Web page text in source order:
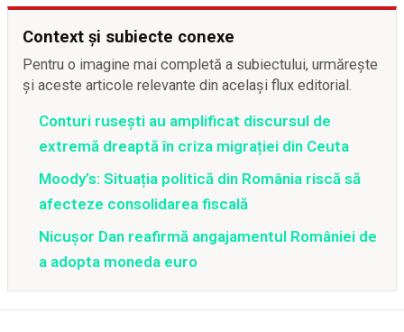
Context și subiecte conexe
Pentru o imagine mai completă a subiectului, urmărește
și aceste articole relevante din același flux editorial.
Conturi rusești au amplificat discursul de
extremă dreaptă în criza migrației din Ceuta
Moody’s: Situația politică din România riscă să
afecteze consolidarea fiscală
Nicușor Dan reafirmă angajamentul României de
a adopta moneda euro